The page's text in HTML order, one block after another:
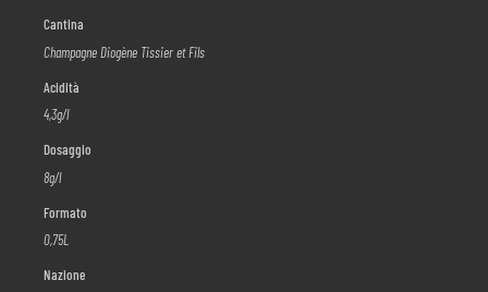
Cantina
Champagne Diogène Tissier et Fils
Acidità
4,3g/l
Dosaggio
8g/l
Formato
0,75L
Nazione